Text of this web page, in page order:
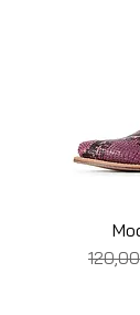
Precio